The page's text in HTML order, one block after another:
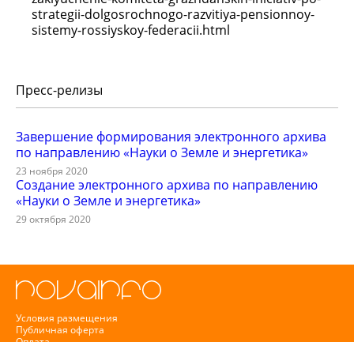
strategii-dolgosrochnogo-razvitiya-pensionnoy-
sistemy-rossiyskoy-federacii.html
Пресс-релизы
Завершение формирования электронного архива
по направлению «Науки о Земле и энергетика»
23 ноября 2020
Создание электронного архива по направлению
«Науки о Земле и энергетика»
29 октября 2020
Условия размещения
Публичная оферта